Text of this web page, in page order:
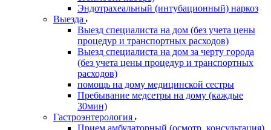
Эндотрахеальный (интубационный) наркоз
Выезда
Выезд специалиста на дом (без учета цены
процедур и транспортных расходов)
Выезд специалиста на дом за черту города
(без учета цены процедур и транспортных
расходов)
помощь на дому медицинской сестры
Пребывание медсетры на дому (каждые
30мин)
Гастроэнтерология
Прием амбулаторный (осмотр, консультация)